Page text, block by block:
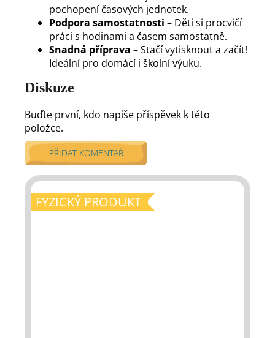
pochopení časových jednotek.
Podpora samostatnosti – Děti si procvičí
práci s hodinami a časem samostatně.
Snadná příprava – Stačí vytisknout a začít!
Ideální pro domácí i školní výuku.
FYZICKÝ PRODUKT
Diskuze
Buďte první, kdo napíše příspěvek k této
položce.
PŘIDAT KOMENTÁŘ